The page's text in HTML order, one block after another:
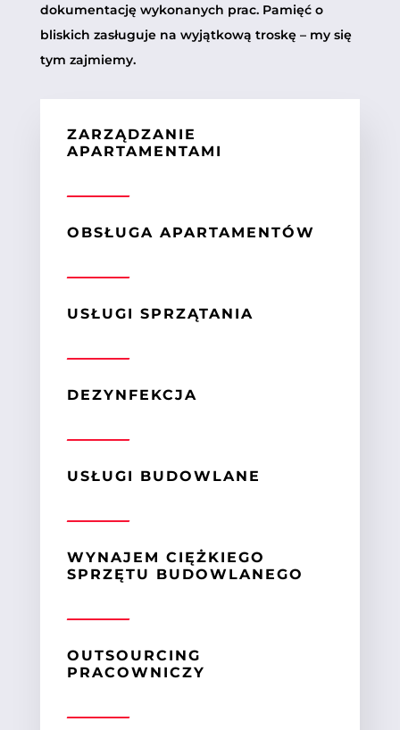
dokumentację wykonanych prac. Pamięć o
bliskich zasługuje na wyjątkową troskę – my się
tym zajmiemy.
ZARZĄDZANIE
APARTAMENTAMI
OBSŁUGA APARTAMENTÓW
USŁUGI SPRZĄTANIA
DEZYNFEKCJA
USŁUGI BUDOWLANE
WYNAJEM CIĘŻKIEGO
SPRZĘTU BUDOWLANEGO
OUTSOURCING
PRACOWNICZY